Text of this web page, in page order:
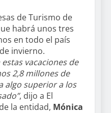
de Turismo de
habrá unos tres
en todo el país
invierno.
vacaciones de
2,8 millones de
algo superior a los
, dijo a El
la entidad, Mónica